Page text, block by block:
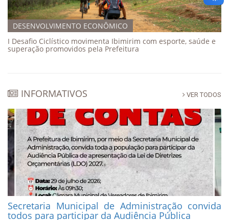
DESENVOLVIMENTO ECONÔMICO
I Desafio Ciclístico movimenta Ibimirim com esporte, saúde e
superação promovidos pela Prefeitura
INFORMATIVOS VER TODOS
Secretaria Municipal de Administração convida
todos para participar da Audiência Pública